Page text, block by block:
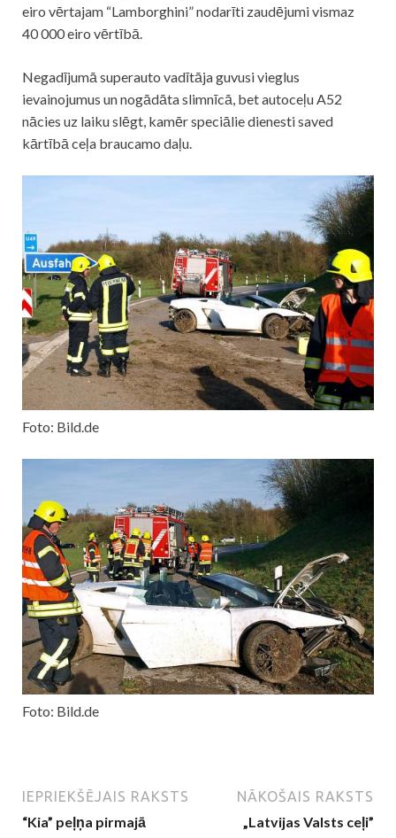
eiro vērtajam “Lamborghini” nodarīti zaudējumi vismaz
40 000 eiro vērtībā.
Negadījumā superauto vadītāja guvusi vieglus
ievainojumus un nogādāta slimnīcā, bet autoceļu A52
nācies uz laiku slēgt, kamēr speciālie dienesti saved
kārtībā ceļa braucamo daļu.
Foto: Bild.de
Foto: Bild.de
IEPRIEKŠĒJAIS RAKSTS
“Kia” peļņa pirmajā
NĀKOŠAIS RAKSTS
„Latvijas Valsts ceļi”